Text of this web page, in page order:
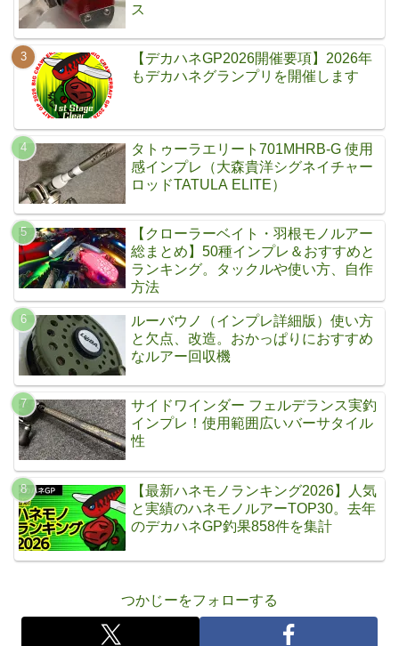
ス
【デカハネGP2026開催要項】2026年
もデカハネグランプリを開催します
タトゥーラエリート701MHRB-G 使用
感インプレ（大森貴洋シグネイチャー
ロッドTATULA ELITE）
【クローラーベイト・羽根モノルアー
総まとめ】50種インプレ＆おすすめと
ランキング。タックルや使い方、自作
方法
ルーバウノ（インプレ詳細版）使い方
と欠点、改造。おかっぱりにおすすめ
なルアー回収機
サイドワインダー フェルデランス実釣
インプレ！使用範囲広いバーサタイル
性
【最新ハネモノランキング2026】人気
と実績のハネモノルアーTOP30。去年
のデカハネGP釣果858件を集計
つかじーをフォローする